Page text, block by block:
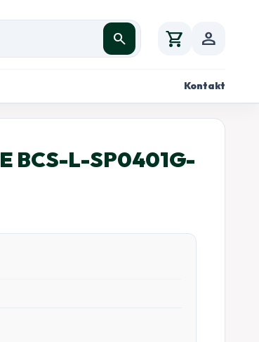
search shopping_cart person
Kontakt
BCS-L-SP0401G-